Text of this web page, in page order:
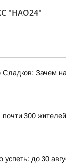
"НАО24"
Сладков: Зачем
почти 300
до 30